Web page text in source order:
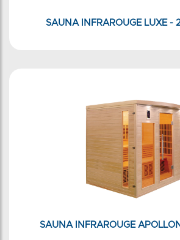
SAUNA INFRAROUGE LUXE -
SAUNA INFRAROUGE